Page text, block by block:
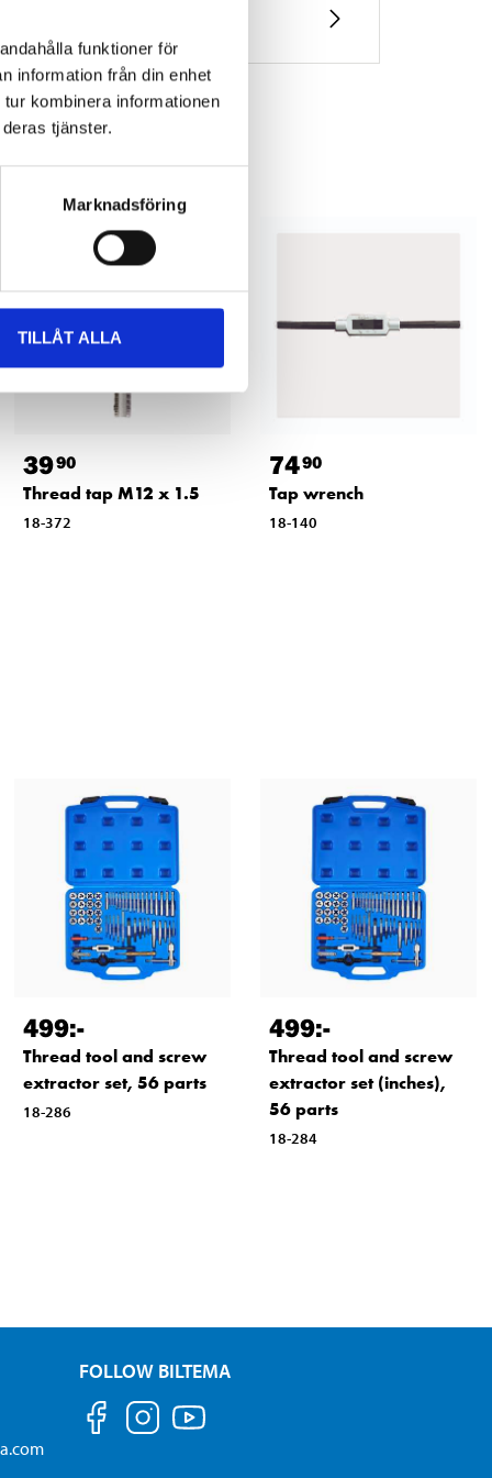
funktioner för
information från din enhet
kombinera informationen
tjänster.
Marknadsföring
TILLÅT ALLA
3990
Thread tap M12 x 1.5
18-372
7490
Tap wrench
18-140
499:-
Thread tool and screw
extractor set, 56 parts
18-286
499:-
Thread tool and screw
extractor set (inches),
56 parts
18-284
FOLLOW BILTEMA